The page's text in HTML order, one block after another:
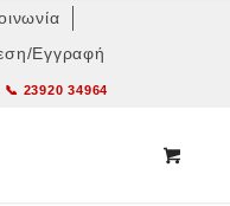
Εγγραφή
📞 23920 34964